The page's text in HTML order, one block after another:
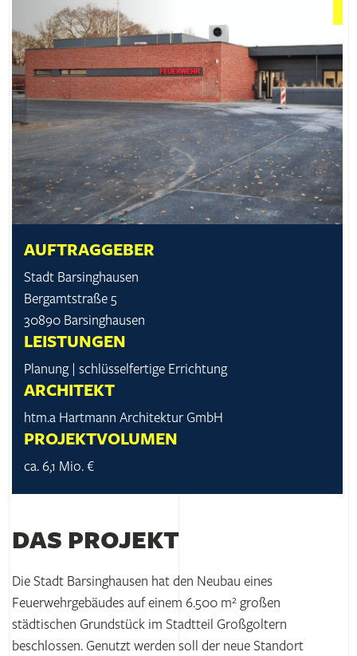
AUFTRAGGEBER
Stadt Barsing­hausen
Bergamt­straße 5
30890 Barsing­hausen
LEISTUNGEN
Planung | schlüssel­fertige Errichtung
ARCHITEKT
htm.a Hartmann Architektur GmbH
PROJEKTVOLUMEN
ca. 6,1 Mio. €
DAS PROJEKT
Die Stadt Barsinghausen hat den Neubau eines
Feuerwehrgebäudes auf einem 6.500 m² großen
städtischen Grundstück im Stadtteil Großgoltern
beschlossen. Genutzt werden soll der neue Standort